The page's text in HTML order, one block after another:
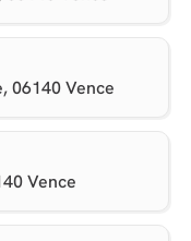
06140 Vence
Vence